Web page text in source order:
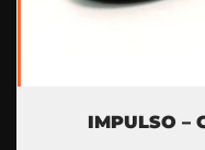
IMPULSO –